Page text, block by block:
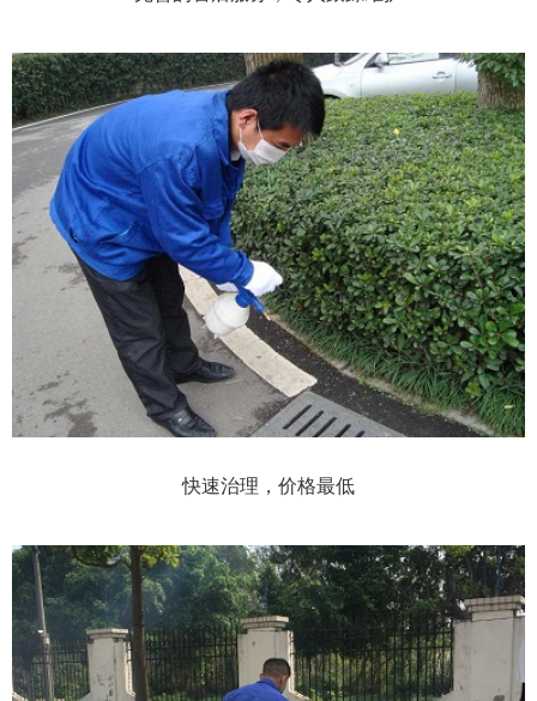
快速治理，价格最低